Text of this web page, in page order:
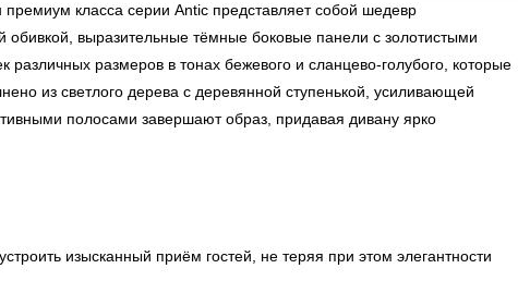
класса серии Antic представляет собой шедевр
обивкой, выразительные тёмные боковые панели с золотистыми
размеров в тонах бежевого и сланцево-голубого, которые
из светлого дерева с деревянной ступенькой, усиливающей
полосами завершают образ, придавая дивану ярко
изысканный приём гостей, не теряя при этом элегантности